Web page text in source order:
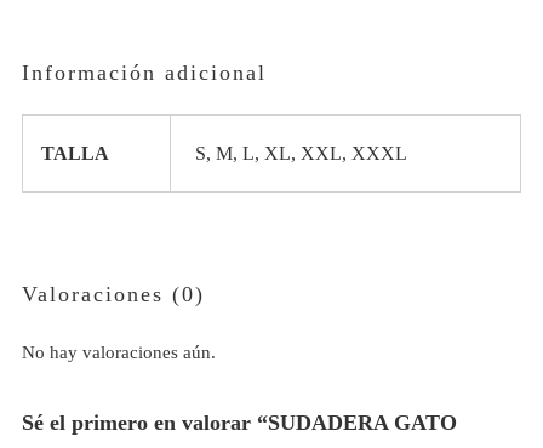
Información adicional
TALLA S, M, L, XL, XXL, XXXL
Valoraciones (0)
No hay valoraciones aún.
Sé el primero en valorar “SUDADERA GATO